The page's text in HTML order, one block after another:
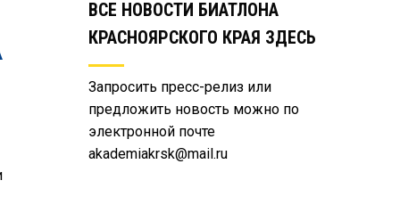
ВСЕ НОВОСТИ БИАТЛОНА
КРАСНОЯРСКОГО КРАЯ ЗДЕСЬ
Запросить пресс-релиз или
предложить новость можно по
электронной почте
akademiakrsk@mail.ru